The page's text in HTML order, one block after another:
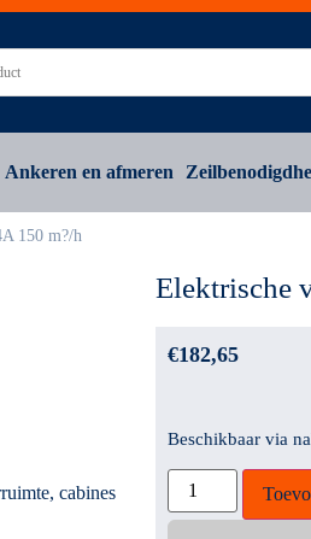
Ankeren en afmeren
150 m?/h
cabines
Elektrische
€182,65
Beschikbaar via